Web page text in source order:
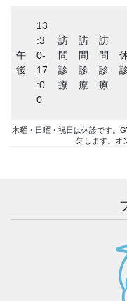
午
後
13
:3
0-
17
:0
0
訪
問
診
療
訪
問
診
療
訪
問
診
療
木曜・日曜・祝日は休診です。
知します。オ